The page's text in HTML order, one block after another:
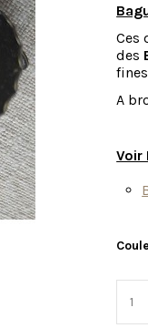
Ces
des
A
Voir